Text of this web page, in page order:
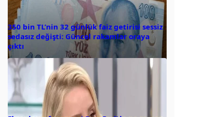
350 bin TL’nin 32 günlük faiz getirisi sessiz
sedasız değişti: Güncel rakamlar oraya
çıktı